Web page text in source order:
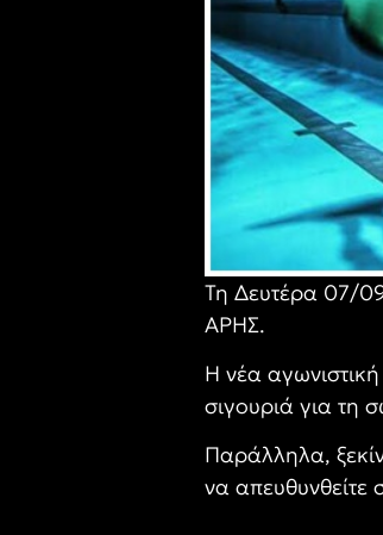
Τη Δευτέρα 07/
ΑΡΗΣ.
Η νέα
σιγουριά για τη
Παράλληλα,
να